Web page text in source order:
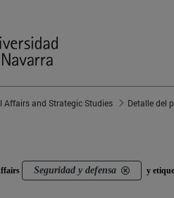
Affairs and Strategic Studies Detalle del
Seguridad y defensa y